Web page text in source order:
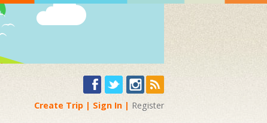
Create Trip Sign In Register